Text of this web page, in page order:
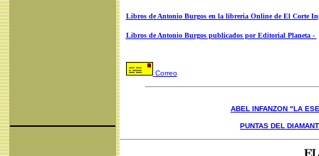
Libros de Antonio Burgos en la libreria Online de El Corte
Libros de Antonio Burgos publicados por Editorial Planeta -
Correo
ABEL INFANZON "LA
PUNTAS DEL